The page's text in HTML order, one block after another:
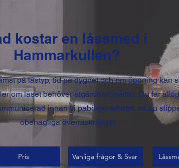
kostar en låssmed i
Hammarkullen?
på låstyp, tid på dygnet och om öppning kan
om låset behöver åtgärdas/ersättas. Du får alltid
innan vi påbörjar arbetet, så du
obehagliga överraskningar.
Pris Vanliga frågor & Svar